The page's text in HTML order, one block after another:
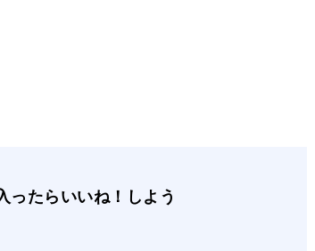
ったらいいね！しよう